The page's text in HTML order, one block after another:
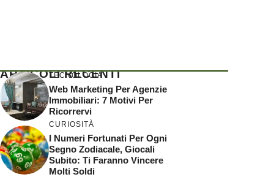
ARTICOLI RECENTI
TECNOLOGIA
Web Marketing Per Agenzie
Immobiliari: 7 Motivi Per
Ricorrervi
CURIOSITÀ
I Numeri Fortunati Per Ogni
Segno Zodiacale, Giocali
Subito: Ti Faranno Vincere
Molti Soldi